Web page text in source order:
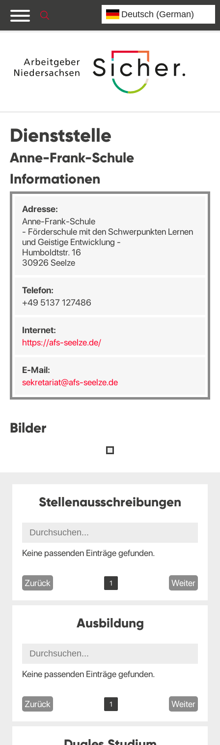
Dienststelle
Anne-Frank-Schule
Informationen
Adresse:
Anne-Frank-Schule
- Förderschule mit den Schwerpunkten Lernen
und Geistige Entwicklung -
Humboldtstr. 16
30926 Seelze
Telefon:
+49 5137 127486
Internet:
https://afs-seelze.de/
E-Mail:
sekretariat@afs-seelze.de
Bilder
Stellenausschreibungen
Keine passenden Einträge gefunden.
Zurück 1 Weiter
Ausbildung
Keine passenden Einträge gefunden.
Zurück 1 Weiter